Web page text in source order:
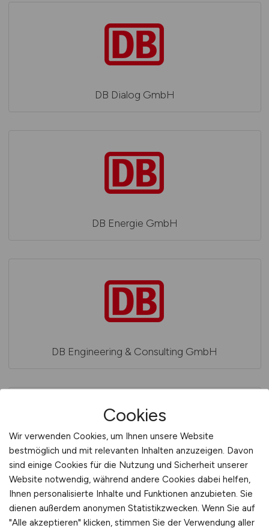
DB Dialog GmbH
DB Energie GmbH
DB Engineering & Consulting GmbH
DB Engineering&Consulting GmbH
Cookies
Wir verwenden Cookies, um Ihnen unsere Website
bestmöglich und mit relevanten Inhalten anzuzeigen. Davon
sind einige Cookies für die Nutzung und Sicherheit unserer
Website notwendig, während andere Cookies dabei helfen,
Ihnen personalisierte Inhalte und Funktionen anzubieten. Sie
dienen außerdem anonymen Statistikzwecken. Wenn Sie auf
"Alle akzeptieren" klicken, stimmen Sie der Verwendung aller